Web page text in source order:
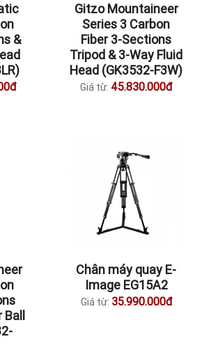
&
Gitzo Mountaineer
Series 3 Carbon
Fiber 3-Sections
Tripod & 3-Way Fluid
Head (GK3532-F3W)
Giá từ: 45.830.000đ
Ball
Chân máy quay E-
Image EG15A2
Giá từ: 35.990.000đ